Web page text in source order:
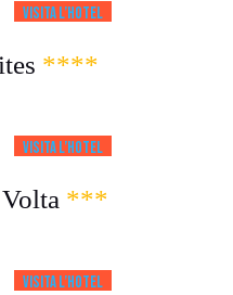
Visita l’HOTEL
****
Visita l’HOTEL
***
Visita l’HOTEL